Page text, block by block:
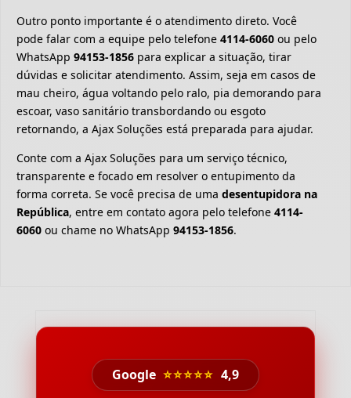
Outro ponto importante é o atendimento direto. Você
pode falar com a equipe pelo telefone 4114-6060 ou pelo
WhatsApp 94153-1856 para explicar a situação, tirar
dúvidas e solicitar atendimento. Assim, seja em casos de
mau cheiro, água voltando pelo ralo, pia demorando para
escoar, vaso sanitário transbordando ou esgoto
retornando, a Ajax Soluções está preparada para ajudar.
Conte com a Ajax Soluções para um serviço técnico,
transparente e focado em resolver o entupimento da
forma correta. Se você precisa de uma desentupidora na
República, entre em contato agora pelo telefone 4114-
6060 ou chame no WhatsApp 94153-1856.
Google ⭐⭐⭐⭐⭐ 4,9